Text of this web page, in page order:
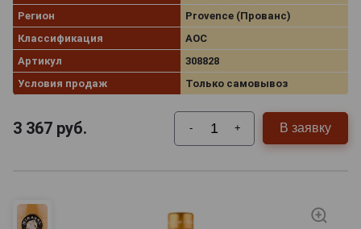
Регион
Provence (Прованс)
Классификация
AOC
Артикул
308828
Условия продаж
Только самовывоз
3 367 руб. - + В заявку